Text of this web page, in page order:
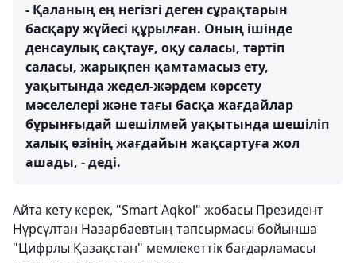
- Қаланың ең негізгі деген сұрақтарын
басқару жүйесі құрылған. Оның ішінде
денсаулық сақтауғ, оқу саласы, тәртіп
саласы, жарықпен қамтамасыз ету,
уақытында жедел-жәрдем көрсету
мәселелері және тағы басқа жағдайлар
бұрынғыдай шешілмей уақытында шешіліп
халық өзінің жағдайын жақсартуға жол
ашады, - деді.
Айта кету керек, "Smart Aqkol" жобасы Президент
Нұрсұлтан Назарбаевтың тапсырмасы бойынша
"Цифрлы Қазақстан" мемлекеттік бағдарламасы